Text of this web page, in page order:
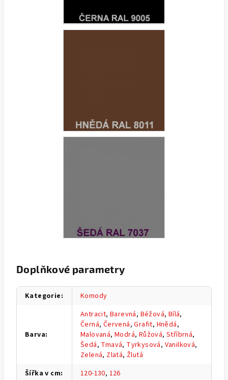
Doplňkové parametry
Kategorie: Komody
Barva:
Antracit,Barevná, Béžová, Bílá,
Černá, Červená,Grafit, Hnědá,
Malovaná,Modrá, Růžová,Stříbrná,
Šedá, Tmavá, Tyrkysová, Vanilková,
Zelená, Zlatá, Žlutá
Šířka v cm: 120-130, 126